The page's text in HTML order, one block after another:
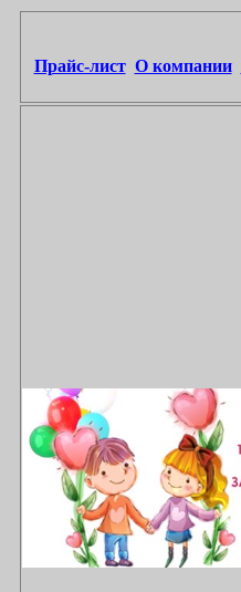
Прайс-лист О компании